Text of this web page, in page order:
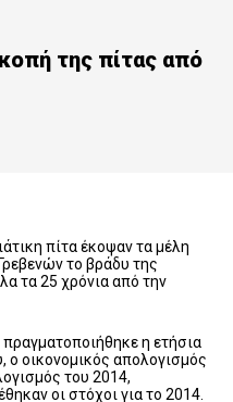
της πίτας από
πίτα έκοψαν τα μέλη
το βράδυ της
τα 25 χρόνια από την
η ετήσια
ο οικονομικός απολογισμός
του 2014,
οι στόχοι για το 2014.